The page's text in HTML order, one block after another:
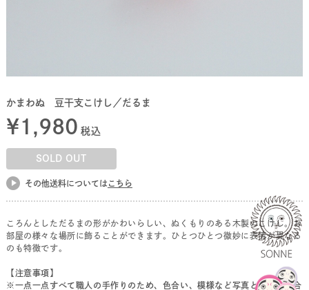
かまわぬ 豆干支こけし／だるま
¥1,980 税込
SOLD OUT
その他送料については こちら
ころんとしただるまの形がかわいらしい、ぬくもりのある木製のこけし。お
部屋の様々な場所に飾ることができます。ひとつひとつ微妙に表情が異なる
のも特徴です。
【注意事項】
※一点一点すべて職人の手作りのため、色合い、模様など写真と異なる場合